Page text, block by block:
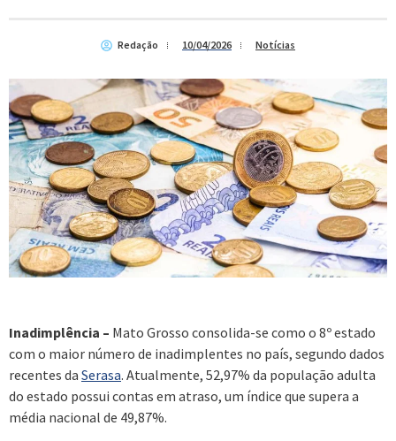
Redação 10/04/2026 Notícias
Inadimplência – Mato Grosso consolida-se como o 8º estado
com o maior número de inadimplentes no país, segundo dados
recentes da Serasa. Atualmente, 52,97% da população adulta
do estado possui contas em atraso, um índice que supera a
média nacional de 49,87%.